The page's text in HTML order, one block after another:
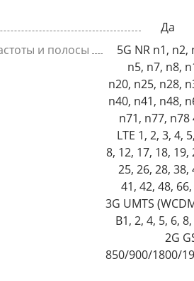
Да
и полосы
5G NR n1, n2,
n5, n7, n8,
n20, n25, n28,
n40, n41, n48,
n71, n77, n78
LTE 1, 2, 3, 4,
8, 12, 17, 18, 19,
25, 26, 28, 38,
41, 42, 48,
3G UMTS
B1, 2, 4, 5, 6,
2G
850/900/1800/